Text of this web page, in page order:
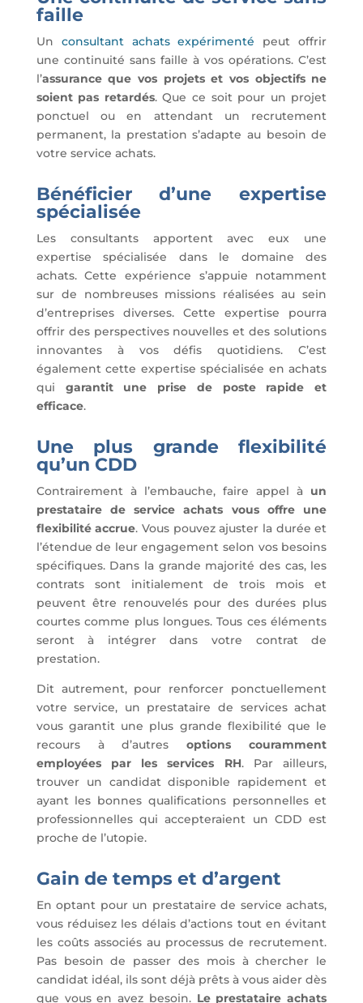
faille
Un consultant achats expérimenté peut offrir
une continuité sans faille à vos opérations. C’est
l’assurance que vos projets et vos objectifs ne
soient pas retardés. Que ce soit pour un projet
ponctuel ou en attendant un recrutement
permanent, la prestation s’adapte au besoin de
votre service achats.
Bénéficier d’une expertise
spécialisée
Les consultants apportent avec eux une
expertise spécialisée dans le domaine des
achats. Cette expérience s’appuie notamment
sur de nombreuses missions réalisées au sein
d’entreprises diverses. Cette expertise pourra
offrir des perspectives nouvelles et des solutions
innovantes à vos défis quotidiens. C’est
également cette expertise spécialisée en achats
qui garantit une prise de poste rapide et
efficace.
Une plus grande flexibilité
qu’un CDD
Contrairement à l’embauche, faire appel à un
prestataire de service achats vous offre une
flexibilité accrue. Vous pouvez ajuster la durée et
l’étendue de leur engagement selon vos besoins
spécifiques. Dans la grande majorité des cas, les
contrats sont initialement de trois mois et
peuvent être renouvelés pour des durées plus
courtes comme plus longues. Tous ces éléments
seront à intégrer dans votre contrat de
prestation.
Dit autrement, pour renforcer ponctuellement
votre service, un prestataire de services achat
vous garantit une plus grande flexibilité que le
recours à d’autresoptions couramment
employées par les services RH. Par ailleurs,
trouver un candidat disponible rapidement et
ayant les bonnes qualifications personnelles et
professionnelles qui accepteraient un CDD est
proche de l’utopie.
Gain de temps et d’argent
En optant pour un prestataire de service achats,
vous réduisez les délais d’actions tout en évitant
les coûts associés au processus de recrutement.
Pas besoin de passer des mois à chercher le
candidat idéal, ils sont déjà prêts à vous aider dès
que vous en avez besoin. Le prestataire achats